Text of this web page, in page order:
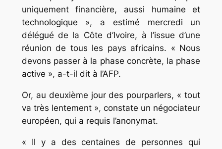
uniquement financière, aussi humaine et
technologique », a estimé mercredi un
délégué de la Côte d’Ivoire, à l’issue d’une
réunion de tous les pays africains. « Nous
devons passer à la phase concrète, la phase
active », a-t-il dit à l’AFP.
Or, au deuxième jour des pourparlers, « tout
va très lentement », constate un négociateur
européen, qui a requis l’anonymat.
« Il y a des centaines de personnes qui